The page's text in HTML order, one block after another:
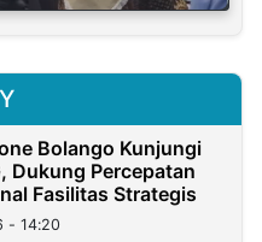
Bolango Kunjungi
Dukung Percepatan
Fasilitas Strategis
- 14:20